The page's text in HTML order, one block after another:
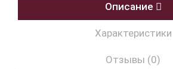
Описание
Характеристики
Отзывы (0)